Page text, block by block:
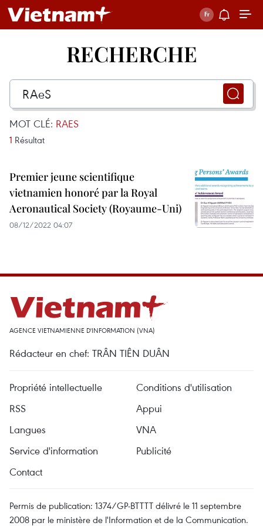
RECHERCHE
MOT CLÉ: RAES
1 Résultat
Premier jeune scientifique
vietnamien honoré par la Royal
Aeronautical Society (Royaume-Uni)
08/12/2022 04:07
AGENCE VIETNAMIENNE D'INFORMATION (VNA)
Rédacteur en chef: TRÂN TIÊN DUÂN
Propriété intellectuelle
Conditions d'utilisation
RSS
Appui
Langues
VNA
Service d'information
Publicité
Contact
Permis de publication: 1374/GP-BTTTT délivré le 11 septembre
2008 par le ministère de l'Information et de la Communication.